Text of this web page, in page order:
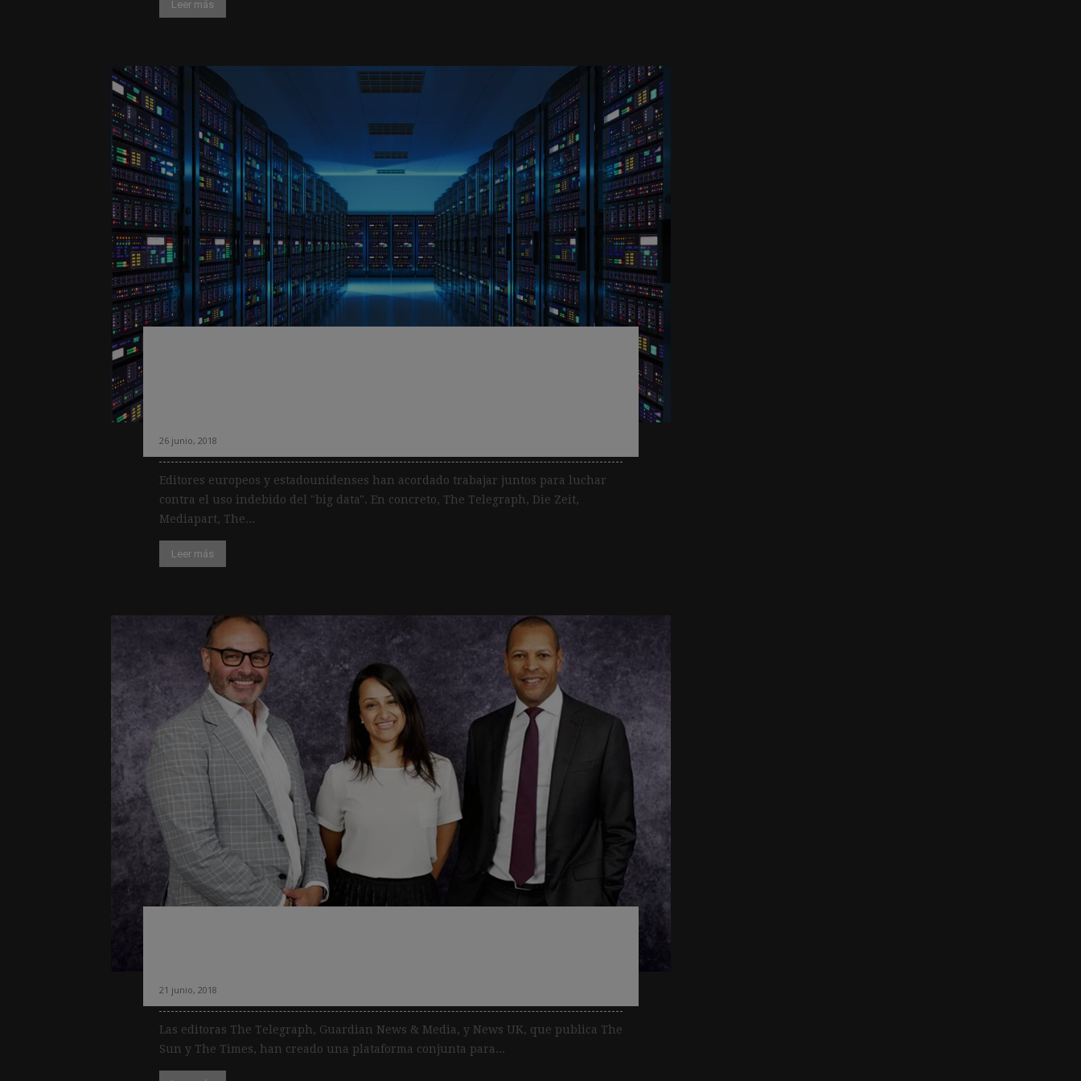
Leer más
26 junio, 2018
Editores europeos y estadounidenses han acordado trabajar juntos para luchar
contra el uso indebido del "big data". En concreto, The Telegraph, Die Zeit,
Mediapart, The...
Leer más
21 junio, 2018
Las editoras The Telegraph, Guardian News & Media, y News UK, que publica The
Sun y The Times, han creado una plataforma conjunta para...